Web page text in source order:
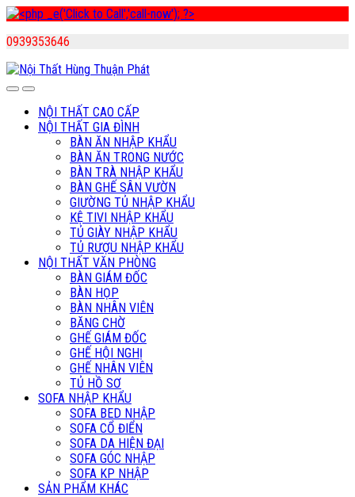
0939353646
Skip
to
Skip
to
NỘI THẤT CAO CẤP
NỘI THẤT GIA ĐÌNH
BÀN ĂN NHẬP KHẨU
BÀN ĂN TRONG NƯỚC
BÀN TRÀ NHẬP KHẨU
BÀN GHẾ SÂN VƯỜN
GIƯỜNG TỦ NHẬP KHẨU
KỆ TIVI NHẬP KHẨU
TỦ GIÀY NHẬP KHẨU
TỦ RƯỢU NHẬP KHẨU
NỘI THẤT VĂN PHÒNG
BÀN GIÁM ĐỐC
BÀN HỌP
BÀN NHÂN VIÊN
BĂNG CHỜ
GHẾ GIÁM ĐỐC
GHẾ HỘI NGHỊ
GHẾ NHÂN VIÊN
TỦ HỒ SƠ
SOFA NHẬP KHẨU
SOFA BED NHẬP
SOFA CỔ ĐIỂN
SOFA DA HIỆN ĐẠI
SOFA GÓC NHẬP
SOFA KP NHẬP
SẢN PHẨM KHÁC